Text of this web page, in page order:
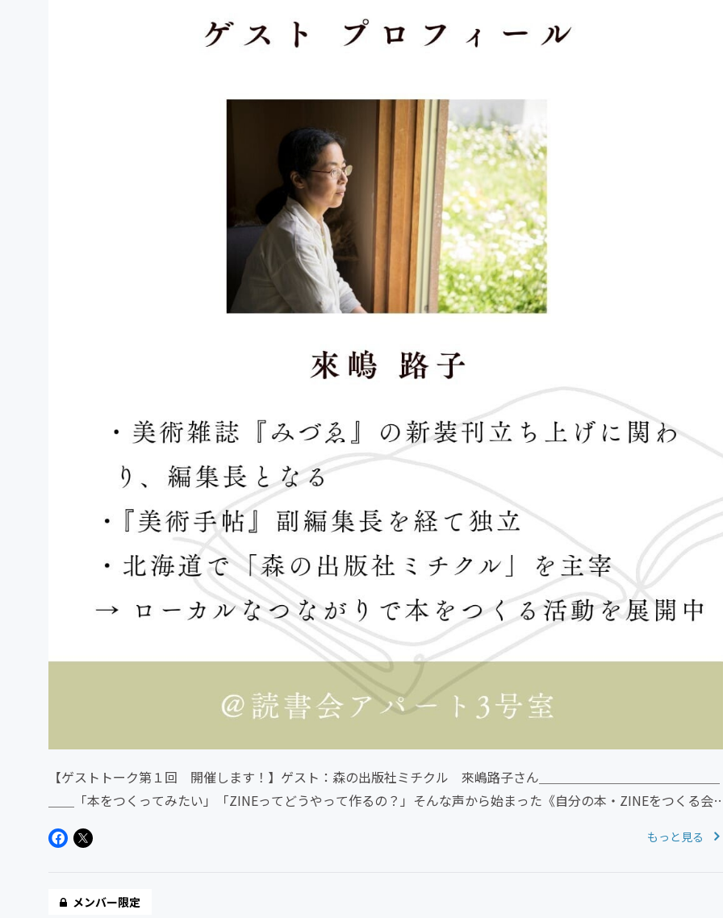
【ゲストトーク第１回 開催します！】ゲスト：森の出版社ミチクル 來嶋路子さん＿＿＿＿＿＿＿＿＿＿＿＿＿＿
＿＿「本をつくってみたい」「ZINEってどうやって作るの？」そんな声から始まった《自分の本・ZINEをつくる会
で、8月３日21時...
もっと見る
メンバー限定